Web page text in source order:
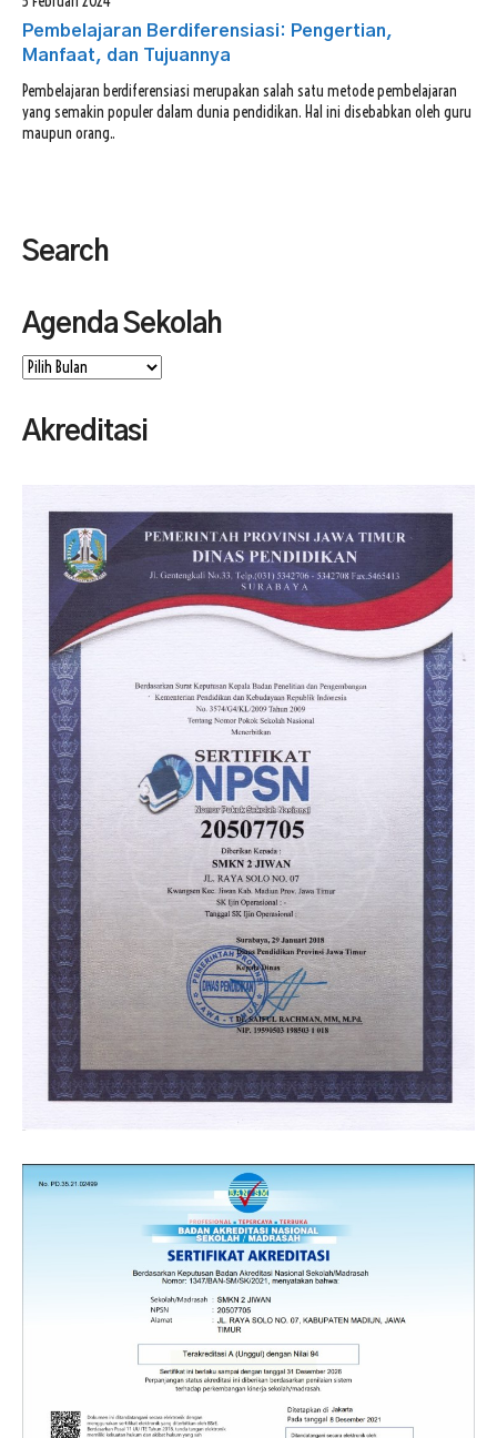
Omah DKV
ISP KAWANDA
FAQ
Pembelajaran Berdiferensiasi: Pengertian,
Manfaat, dan Tujuannya
Pembelajaran berdiferensiasi merupakan salah satu metode pembelajaran
yang semakin populer dalam dunia pendidikan. Hal ini disebabkan oleh guru
maupun orang..
Search
Agenda Sekolah
Agenda
Akreditasi